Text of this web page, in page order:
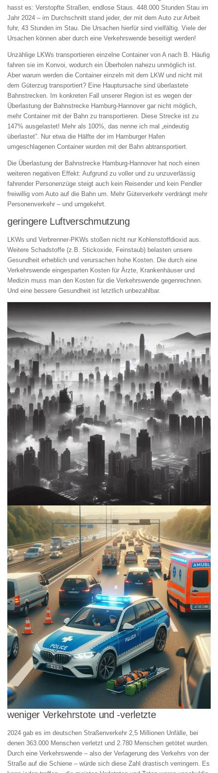
hasst es: Verstopfte Straßen, endlose Staus. 448.000 Stunden Stau im
Jahr 2024 – im Durchschnitt stand jeder, der mit dem Auto zur Arbeit
fuhr, 43 Stunden im Stau. Die Ursachen hierfür sind vielfältig. Viele der
Ursachen können aber durch eine Verkehrswende beseitigt werden!
Unzählige LKWs transportieren einzelne Container von A nach B. Häufig
fahren sie im Konvoi, wodurch ein Überholen nahezu unmöglich ist.
Aber warum werden die Container einzeln mit dem LKW und nicht mit
dem Güterzug transportiert? Eine Hauptursache sind überlastete
Bahnstrecken. Im konkreten Fall unserer Region ist es wegen der
Überlastung der Bahnstrecke Hamburg-Hannover gar nicht möglich,
mehr Container mit der Bahn zu transportieren. Diese Strecke ist zu
147% ausgelastet! Mehr als 100%, das nenne ich mal „eindeutig
überlastet”. Nur etwa die Hälfte der im Hamburger Hafen
umgeschlagenen Container wurden mit der Bahn abtransportiert.
Die Überlastung der Bahnstrecke Hamburg-Hannover hat noch einen
weiteren negativen Effekt: Aufgrund zu voller und zu unzuverlässig
fahrender Personenzüge steigt auch kein Reisender und kein Pendler
freiwillig vom Auto auf die Bahn um. Mehr Güterverkehr verdrängt mehr
Personenverkehr – und umgekehrt.
geringere Luftverschmutzung
LKWs und Verbrenner-PKWs stoßen nicht nur Kohlenstoffdioxid aus.
Weitere Schadstoffe (z.B. Stickoxide, Feinstaub) belasten unsere
Gesundheit erheblich und verursachen hohe Kosten. Die durch eine
Verkehrswende eingesparten Kosten für Ärzte, Krankenhäuser und
Medizin muss man den Kosten für die Verkehrswende gegenrechnen.
Und eine bessere Gesundheit ist letztlich unbezahlbar.
weniger Verkehrstote und -verletzte
2024 gab es im deutschen Straßenverkehr 2,5 Millionen Unfälle, bei
denen 363.000 Menschen verletzt und 2.780 Menschen getötet wurden.
Durch eine Verkehrswende – also der Verlagerung des Verkehrs von der
Straße auf die Schiene – würde sich diese Zahl drastisch verringern. Es